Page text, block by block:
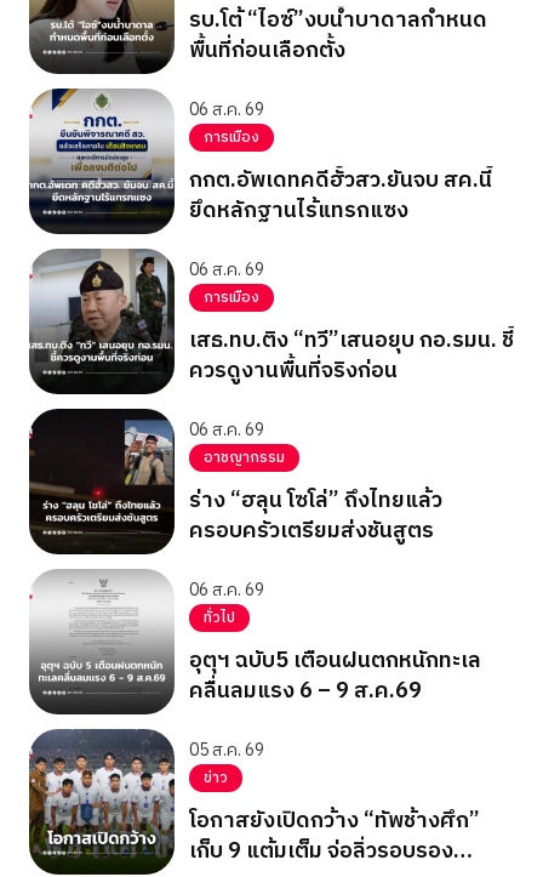
รบ.โต้ “ไอซ์”งบน้ำบาดาลกำหนด
พื้นที่ก่อนเลือกตั้ง
06 ส.ค. 69
การเมือง
กกต.อัพเดทคดีฮั้วสว.ยันจบ สค.นี้
ยึดหลักฐานไร้แทรกแซง
06 ส.ค. 69
การเมือง
เสธ.ทบ.ติง “ทวี”เสนอยุบ กอ.รมน. ชี้
ควรดูงานพื้นที่จริงก่อน
06 ส.ค. 69
อาชญากรรม
ร่าง “ฮลุน โซโล่” ถึงไทยแล้ว
ครอบครัวเตรียมส่งชันสูตร
06 ส.ค. 69
ทั่วไป
อุตุฯ ฉบับ5 เตือนฝนตกหนักทะเล
คลื่นลมแรง 6 – 9 ส.ค.69
05 ส.ค. 69
ข่าว
โอกาสยังเปิดกว้าง “ทัพช้างศึก”
เก็บ 9 แต้มเต็ม จ่อลิ่วรอบรอง